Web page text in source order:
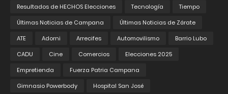
Resultados de HECHOS Elecciones
Tecnología
Tiempo
Últimas Noticias de Campana
Últimas Noticias de Zárate
ATE
Adorni Arrecifes Automovilismo
Barrio Lubo
CADU
Cine Comercios
Elecciones 2025
Empretienda
Fuerza Patria Campana
Gimnasio Powerbody
Hospital San José